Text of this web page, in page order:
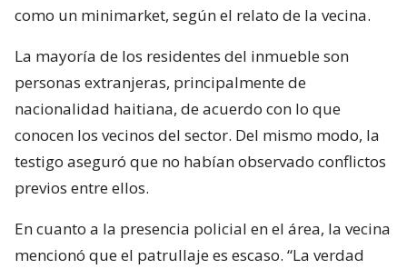
como un minimarket, según el relato de la vecina.
La mayoría de los residentes del inmueble son
personas extranjeras, principalmente de
nacionalidad haitiana, de acuerdo con lo que
conocen los vecinos del sector. Del mismo modo, la
testigo aseguró que no habían observado conflictos
previos entre ellos.
En cuanto a la presencia policial en el área, la vecina
mencionó que el patrullaje es escaso. “La verdad